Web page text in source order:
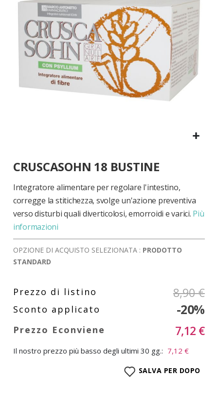
immagini
all'inizio
galleria
immagini
CRUSCASOHN 18 BUSTINE
Integratore alimentare per regolare l'intestino,
corregge la stitichezza, svolge un'azione preventiva
verso disturbi quali diverticolosi, emorroidi e varici. Più
informazioni
OPZIONE DI ACQUISTO SELEZIONATA : PRODOTTO
STANDARD
8,90 €
-20%
7,12 €
Il nostro prezzo più basso degli ultimi 30 gg.: 7,12 €
SALVA PER DOPO